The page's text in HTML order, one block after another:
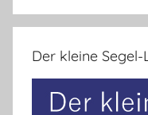
Der kleine Segel-